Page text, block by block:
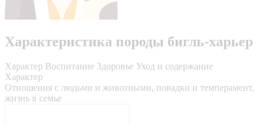
Характеристика породы бигль-харьер
Характер Воспитание Здоровье Уход и содержание
Характер
Отношения с людьми и животными, повадки и темперамент,
жизнь в семье